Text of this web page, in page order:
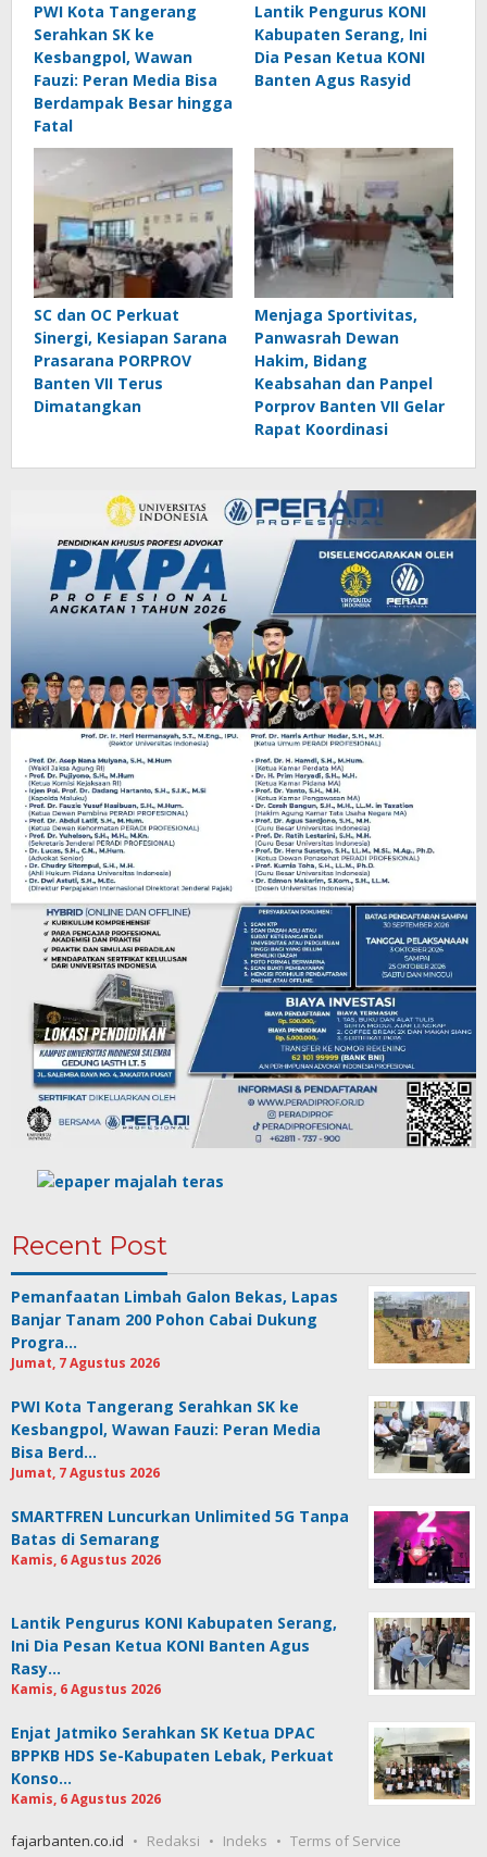
PWI Kota Tangerang
Serahkan SK ke
Kesbangpol, Wawan
Fauzi: Peran Media Bisa
Berdampak Besar hingga
Fatal
Lantik Pengurus KONI
Kabupaten Serang, Ini
Dia Pesan Ketua KONI
Banten Agus Rasyid
SC dan OC Perkuat
Sinergi, Kesiapan Sarana
Prasarana PORPROV
Banten VII Terus
Dimatangkan
Menjaga Sportivitas,
Panwasrah Dewan
Hakim, Bidang
Keabsahan dan Panpel
Porprov Banten VII Gelar
Rapat Koordinasi
Recent Post
Pemanfaatan Limbah Galon Bekas, Lapas
Banjar Tanam 200 Pohon Cabai Dukung
Progra…
Jumat, 7 Agustus 2026
PWI Kota Tangerang Serahkan SK ke
Kesbangpol, Wawan Fauzi: Peran Media
Bisa Berd…
Jumat, 7 Agustus 2026
SMARTFREN Luncurkan Unlimited 5G Tanpa
Batas di Semarang
Kamis, 6 Agustus 2026
Lantik Pengurus KONI Kabupaten Serang,
Ini Dia Pesan Ketua KONI Banten Agus
Rasy…
Kamis, 6 Agustus 2026
Enjat Jatmiko Serahkan SK Ketua DPAC
BPPKB HDS Se-Kabupaten Lebak, Perkuat
Konso…
Kamis, 6 Agustus 2026
fajarbanten.co.id Redaksi Indeks Terms of Service